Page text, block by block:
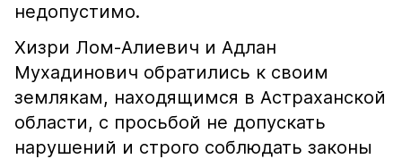
недопустимо.
Хизри Лом-Алиевич и Адлан
Мухадинович обратились к своим
землякам, находящимся в Астраханской
области, с просьбой не допускать
нарушений и строго соблюдать законы